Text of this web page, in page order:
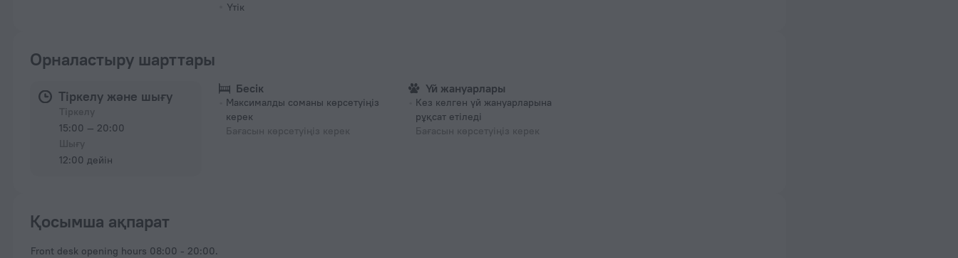
Үтік
Орналастыру шарттары
Тіркелу және шығу
15:00 — 20:00
12:00 дейін
Бесік
Максималды соманы көрсетуіңіз
керек
Бағасын көрсетуіңіз керек
Үй жануарлары
Кез келген үй жануарларына
рұқсат етіледі
Бағасын көрсетуіңіз керек
Қосымша ақпарат
Front desk opening hours 08:00 - 20:00.